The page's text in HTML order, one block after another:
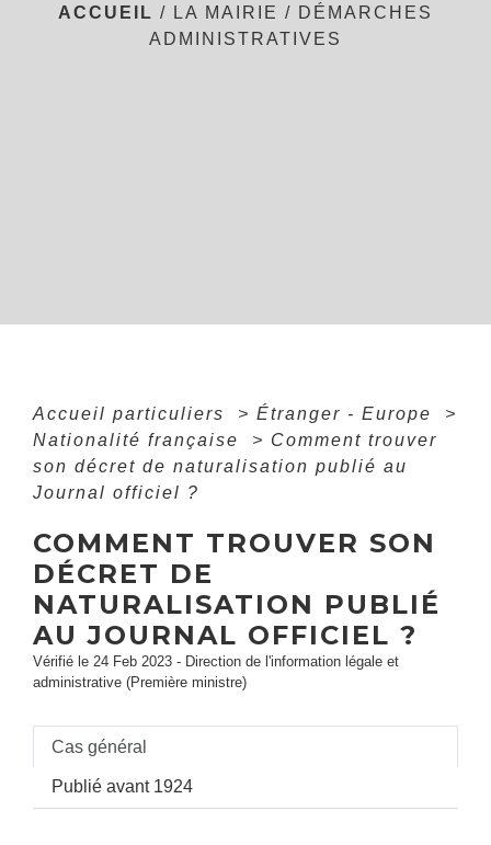
ACCUEIL / LA MAIRIE / DÉMARCHES
ADMINISTRATIVES
Accueil particuliers > Étranger - Europe
>
Nationalité française
> Comment trouver
son décret de naturalisation publié au
Journal officiel ?
COMMENT TROUVER SON
DÉCRET DE
NATURALISATION PUBLIÉ
AU JOURNAL OFFICIEL ?
Vérifié le 24 Feb 2023 - Direction de l'information légale et
administrative (Première ministre)
Cas général
Publié avant 1924